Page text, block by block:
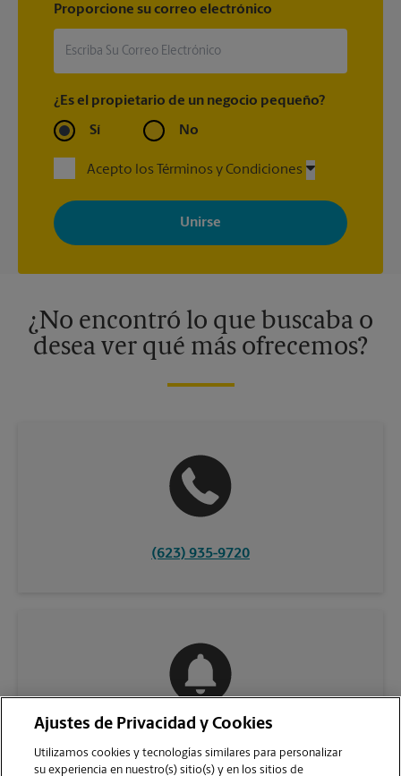
Proporcione su correo electrónico
¿Es el propietario de un negocio pequeño?
Sí No
Acepto los Términos y Condiciones
Al registrarse, acepta recibir correos electrónicos de The UPS
Store con noticias, ofertas especiales, promociones y mensajes
adaptados a sus intereses. Puede darse de baja en cualquier
momento. Para más información, consulte nuestra política de
¿No encontró lo que buscaba o
desea ver qué más ofrecemos?
(623) 935-9720
Ajustes de Privacidad y Cookies
Utilizamos cookies y tecnologías similares para personalizar
su experiencia en nuestro(s) sitio(s) y en los sitios de